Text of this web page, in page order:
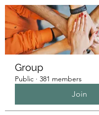
Group
Public · 381 members
Join